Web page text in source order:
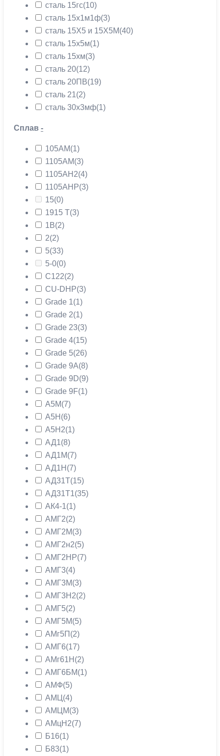
сталь 15гс(10)
сталь 15х1м1ф(3)
сталь 15Х5 и 15Х5М(40)
сталь 15х5м(1)
сталь 15хм(3)
сталь 20(12)
сталь 20ПВ(19)
сталь 21(2)
сталь 30х3мф(1)
Сплав -
105АМ(1)
1105АМ(3)
1105АН2(4)
1105АНР(3)
15(0)
1915 Т(3)
1В(2)
2(2)
5(33)
5-0(0)
C122(2)
CU-DHP(3)
Grade 1(1)
Grade 2(1)
Grade 23(3)
Grade 4(15)
Grade 5(26)
Grade 9A(8)
Grade 9D(9)
Grade 9F(1)
А5М(7)
А5Н (6)
А5Н2(1)
АД1(8)
АД1М(7)
АД1Н (7)
АД31Т(15)
АД31Т1(35)
АК4-1(1)
АМГ2(2)
АМГ2М(3)
АМГ2н2(5)
АМГ2НР(7)
АМГ3(4)
АМГ3М(3)
АМГ3Н2(2)
АМГ5(2)
АМГ5М(5)
АМг5П (2)
АМГ6(17)
АМг61Н (2)
АМГ6БМ(1)
АМФ(5)
АМЦ (4)
АМЦМ(3)
АМцН2(7)
Б16(1)
Б83(1)